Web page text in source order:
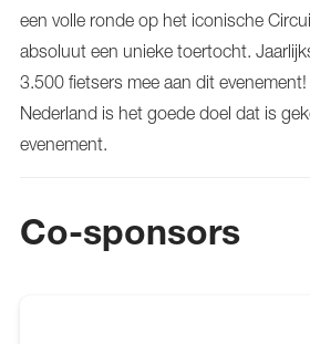
een volle ronde op het iconische
absoluut een unieke toertocht.
3.500 fietsers mee aan dit
Nederland is het goede doel dat is
evenement.
Co-sponsors